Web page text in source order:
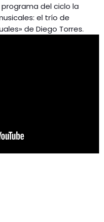
del ciclo la
el trío de
de Diego Torres.